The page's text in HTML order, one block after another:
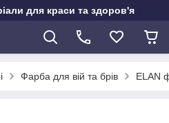
для краси та здоров'я
Фарба для вій та брів ELAN